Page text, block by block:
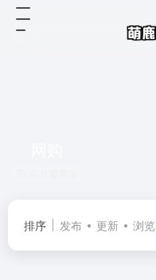
排序 发布 更新 浏览